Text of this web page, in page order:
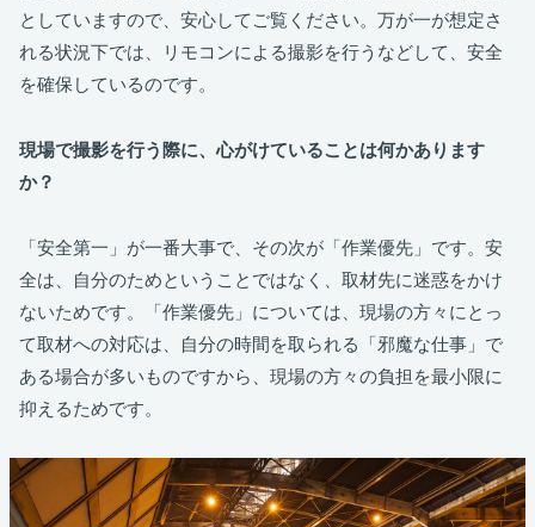
としていますので、安心してご覧ください。万が一が想定さ
れる状況下では、リモコンによる撮影を行うなどして、安全
を確保しているのです。
現場で撮影を行う際に、心がけていることは何かあります
か？
「安全第一」が一番大事で、その次が「作業優先」です。安
全は、自分のためということではなく、取材先に迷惑をかけ
ないためです。「作業優先」については、現場の方々にとっ
て取材への対応は、自分の時間を取られる「邪魔な仕事」で
ある場合が多いものですから、現場の方々の負担を最小限に
抑えるためです。